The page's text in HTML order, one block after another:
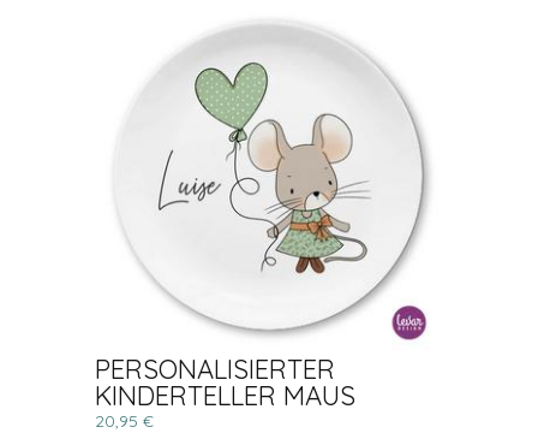
PERSONALISIERTER
KINDERTELLER MAUS
20,95 €